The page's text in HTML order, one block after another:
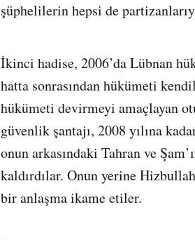
şüphelilerin hepsi de
İkinci hadise, 2006’da Lübnan
hatta sonrasından hükümeti
hükümeti devirmeyi amaçlayan
güvenlik şantajı, 2008 yılına
onun arkasındaki Tahran ve
kaldırdılar. Onun yerine Hizbullah
bir anlaşma ikame etiler.